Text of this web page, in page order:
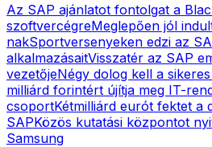
Az SAP ajánlatot fontolgat a
szoftvercégreMeglepően jól
nakSportversenyeken edzi az
alkalmazásaitVisszatér az SAP
vezetőjeNégy dolog kell a
milliárd forintért újítja meg IT-
csoportKétmilliárd eurót fektet a
SAPKözös kutatási központot
Samsung